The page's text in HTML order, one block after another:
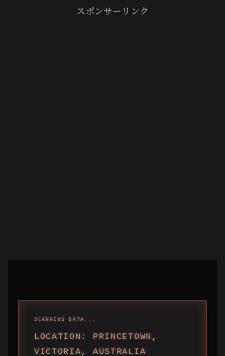
スポンサーリンク
LOCATION: PRINCETOWN,
VICTORIA, AUSTRALIA